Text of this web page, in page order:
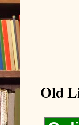
Old